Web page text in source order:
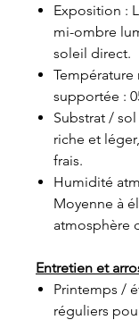
Exposition :
mi-ombre
soleil direct.
Température
supportée :
Substrat /
riche et
frais.
Humidité
Moyenne à
atmosphère
Entretien et
Printemps /
réguliers